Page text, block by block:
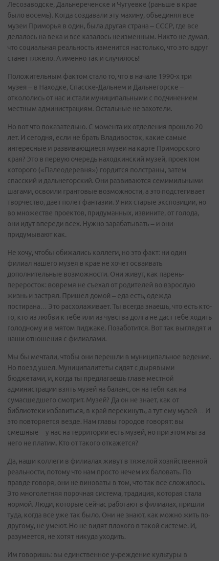
Лесозаводске, Дальнереченске и Чугуевке (раньше в крае
было восемь). Когда создавали эту махину, объединяя все
музеи Приморья в один, была другая страна – СССР, где все
делалось на века и все казалось неизменным. Никто не думал,
что социальная реальность изменится настолько, что это вдруг
станет тяжело. А именно так и случилось!
Положительным фактом стало то, что в начале 1990-х три
музея – в Находке, Спасске-Дальнем и Дальнегорске –
откололись от нас и стали муниципальными с подчинением
местным администрациям. Остальные не захотели.
Но вот что показательно. С момента их отделения прошло 20
лет. И сегодня, если не брать Владивосток, какие самые
интересные и развивающиеся музеи на карте Приморского
края? Это в первую очередь находкинский музей, проектом
которого («Палеодеревня») гордится полстраны, затем
спасский и дальнегорский. Они развиваются семимильными
шагами, освоили грантовые возможности, а это подстегивает
творчество, дает полет фантазии. У них старые экспозиции, но
во множестве проектов, придуманных, извините, от голода,
они идут впереди всех. Нужно зарабатывать – и они
придумывают как.
Не хочу, чтобы обижались коллеги, но это факт: ни один
филиал нашего музея в крае не хочет осваивать
дополнительные возможности. Они живут, как парень-
переросток: вовремя не съехал от родителей во взрослую
жизнь и застрял. Пришел домой – еда есть, одежда
постирана… Это расхолаживает. Ты всегда знаешь, что есть кто-
то, кто из любви к тебе или из чувства долга не даст тебе ходить
голодному и в мятом пиджаке. Позаботится. Вот так выглядят и
наши отношения с филиалами.
Мы бы мечтали, чтобы они перешли в муниципальное ведение.
Но поезд ушел. Муниципалитеты сидят с дырявыми
бюджетами, и, когда ты предлагаешь главе местной
администрации взять музей на баланс, он на тебя как на
сумасшедшего смотрит. Музей? Да он не знает, как от
библиотеки избавиться, в край перекинуть, а тут ему музей… И
это повторяется везде. Нам главы городов говорят: вы
смешные – у нас на территории есть музей, но при этом мы за
него не платим. Кто от такого откажется?
Да, наши коллеги в филиалах живут в тяжелой хозяйственной
реальности, потому что нам просто нечем их баловать. По
правде говоря, они не виноваты в том, что так все сложилось.
Это многолетняя порочная система, традиция, которая стала
нормой. Люди, которые сейчас работают в филиалах, пришли
туда, когда все уже так было. Они не знают, как можно жить по-
другому, не умеют. Но не видят плохого в такой системе. И,
разумеется, не хотят никуда уходить.
Им говоришь: вы единственное учреждение культуры в